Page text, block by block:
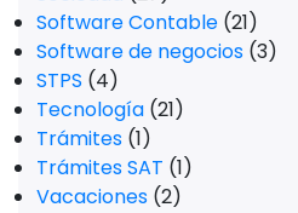
Software Contable (21)
Software de negocios (3)
STPS (4)
Tecnología (21)
Trámites (1)
Trámites SAT (1)
Vacaciones (2)